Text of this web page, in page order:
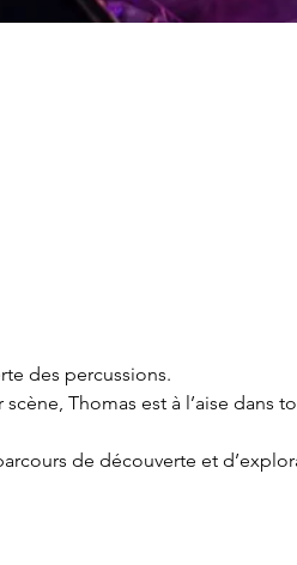
des percussions.
Thomas est à l’aise dans
de découverte et